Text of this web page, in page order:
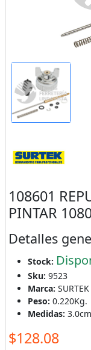
108601
PINTAR
Detalles
Stock:
Sku: 9523
Marca: SURTEK
Peso: 0.220Kg.
Medidas:
$128.08